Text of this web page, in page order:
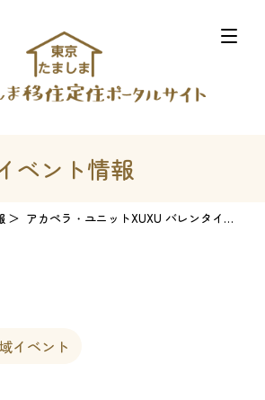
ベント情報
アカペラ・ユニットXUXU バレンタインコンサート in奥多摩・日原鍾乳洞
イベント